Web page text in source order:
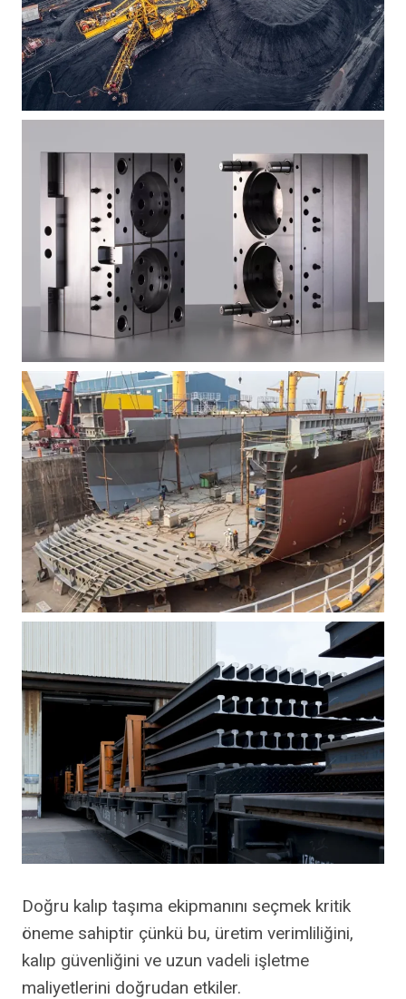
Doğru kalıp taşıma ekipmanını seçmek kritik
öneme sahiptir çünkü bu, üretim verimliliğini,
kalıp güvenliğini ve uzun vadeli işletme
maliyetlerini doğrudan etkiler.